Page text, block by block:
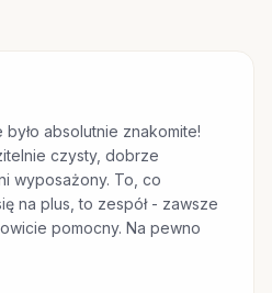
absolutnie znakomite!
czysty, dobrze
wyposażony. To, co
na plus, to zespół - zawsze
pomocny. Na pewno